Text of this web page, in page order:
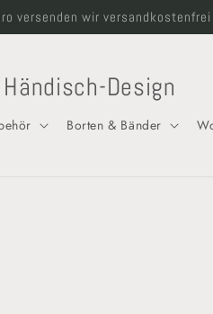
in unserem Shop
Händisch-Design
Borten & Bänder